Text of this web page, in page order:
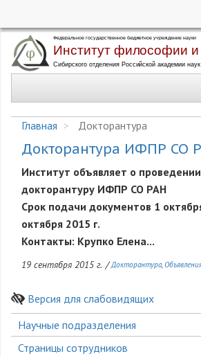
Перейти
основному
Главная
Докторантура
Докторантура ИФПР СО
Институт объявляет о
докторантуру ИФПР СО РАН
Срок подачи документов 1
октября 2015 г.
Контакты: Крупко Елена...
19 сентября 2015 г. / Докторантура
Версия для слабовидящих
Боковое
меню
Научные подразделения
Страницы сотрудников